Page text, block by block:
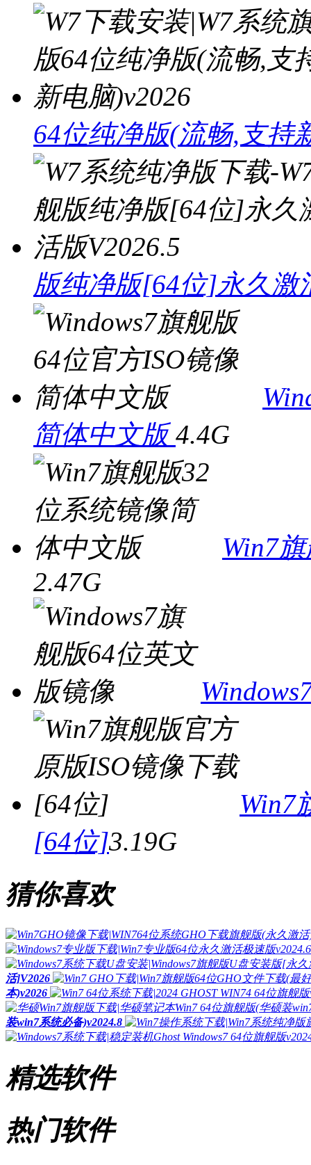
64位纯净版(流畅,支持
版纯净版[64位]永久激
简体中文版4.4G
Win7
2.47G
Win7
[64位]3.19G
猜你喜欢
活]V2026
本)v2026
装win7系统必备)v2024.8
精选软件
热门软件